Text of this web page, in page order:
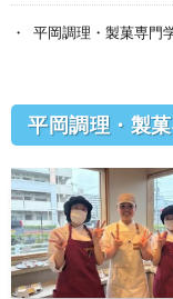
平岡調理・製菓専門
平岡調理・製